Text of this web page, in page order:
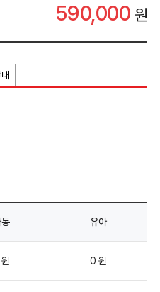
590,000 원
유아
0 원